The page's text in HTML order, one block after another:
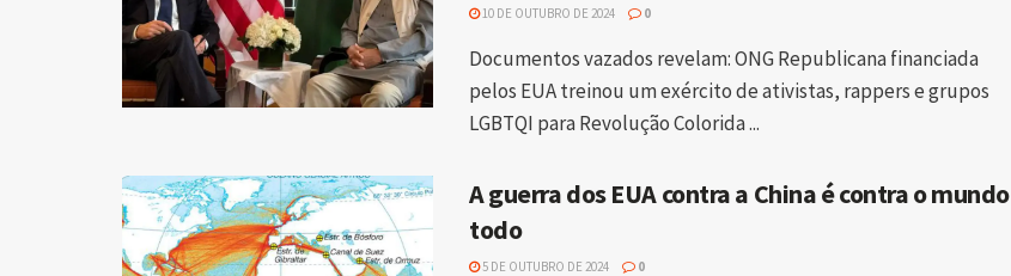
10 DE OUTUBRO DE 2024 0
Documentos vazados revelam: ONG Republicana financiada
pelos EUA treinou um exército de ativistas, rappers e grupos
LGBTQI para Revolução Colorida ...
A guerra dos EUA contra a China é contra o mundo
todo
5 DE OUTUBRO DE 2024 0